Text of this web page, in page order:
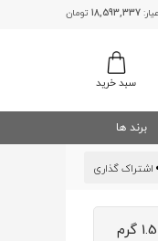
18,593,337 تومان
سبد خرید
برند ها
1.5 گرم